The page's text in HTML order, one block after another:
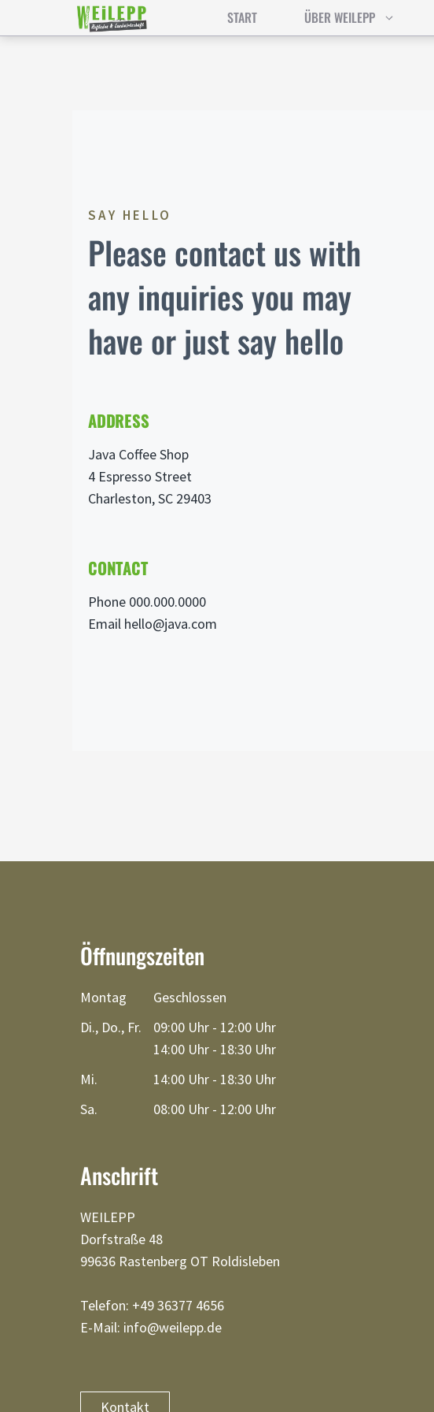
Inhalt
START ÜBER WEILEPP
SAY HELLO
Please contact us with
any inquiries you may
have or just say hello
ADDRESS
Java Coffee Shop
4 Espresso Street
Charleston, SC 29403
CONTACT
Phone 000.000.0000
Email hello@java.com
Öffnungszeiten
Montag
Geschlossen
Di., Do., Fr.
09:00 Uhr - 12:00 Uhr
14:00 Uhr - 18:30 Uhr
Mi.
14:00 Uhr - 18:30 Uhr
Sa.
08:00 Uhr - 12:00 Uhr
Anschrift
WEILEPP
Dorfstraße 48
99636 Rastenberg OT Roldisleben
Telefon: +49 36377 4656
E-Mail: info@weilepp.de
Kontakt